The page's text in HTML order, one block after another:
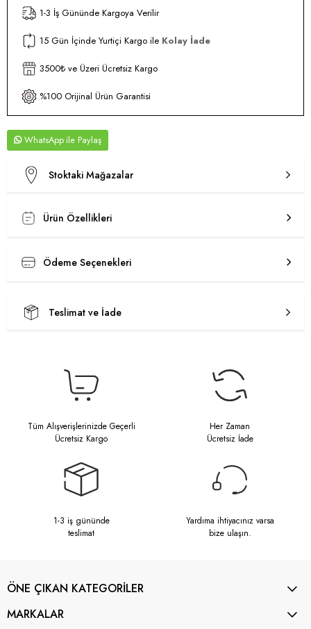
1-3 İş Gününde Kargoya Verilir
15 Gün İçinde Yurtiçi Kargo ile Kolay İade
3500₺ ve Üzeri Ücretsiz Kargo
%100 Orijinal Ürün Garantisi
WhatsApp
Stoktaki Mağazalar
Ürün Özellikleri
Ödeme Seçenekleri
Teslimat ve İade
Tüm Alışverişlerinizde Geçerli
Ücretsiz Kargo
Her Zaman
Ücretsiz İade
1-3 iş gününde
teslimat
Yardıma ihtiyacınız varsa
bize ulaşın.
ÖNE ÇIKAN KATEGORİLER
MARKALAR